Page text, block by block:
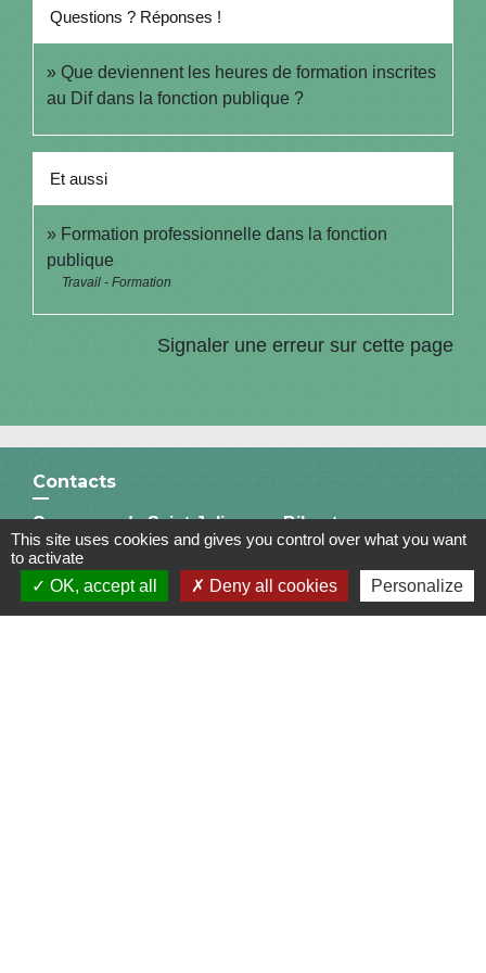
Questions ? Réponses !
Que deviennent les heures de formation inscrites
au Dif dans la fonction publique ?
Et aussi
Formation professionnelle dans la fonction
publique
Travail - Formation
Signaler une erreur sur cette page
Contacts
Commune de Saint-Julien-sur-Bibost
1, Place de la Mairie
69690 Saint-Julien-sur-Bibost - FRANCE
+33 4 74 70 72 03
This site uses cookies and gives you control over what you want
to activate
OK, accept all
Deny all cookies Personalize